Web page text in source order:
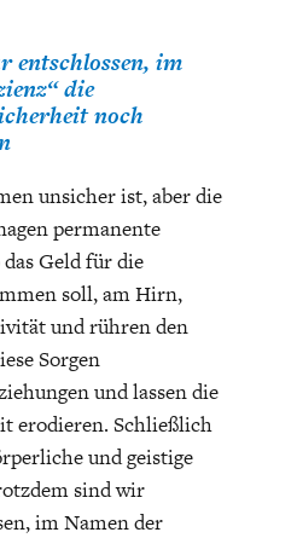
CORONA-
entschlossen, im
die
noch
unsicher ist, aber die
permanente
Geld für die
soll, am Hirn,
und rühren den
Sorgen
und lassen die
erodieren. Schließlich
und geistige
sind wir
im Namen der